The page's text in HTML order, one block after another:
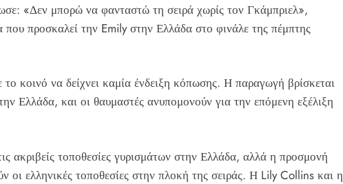
«Δεν μπορώ να φανταστώ τη σειρά χωρίς τον Γκάμπριελ»,
προσκαλεί την Emily στην Ελλάδα στο φινάλε της πέμπτης
το κοινό να δείχνει καμία ένδειξη κόπωσης. Η παραγωγή βρίσκεται
Ελλάδα, και οι θαυμαστές ανυπομονούν για την επόμενη εξέλιξη
ακριβείς τοποθεσίες γυρισμάτων στην Ελλάδα, αλλά η προσμονή
οι ελληνικές τοποθεσίες στην πλοκή της σειράς. Η Lily Collins και η